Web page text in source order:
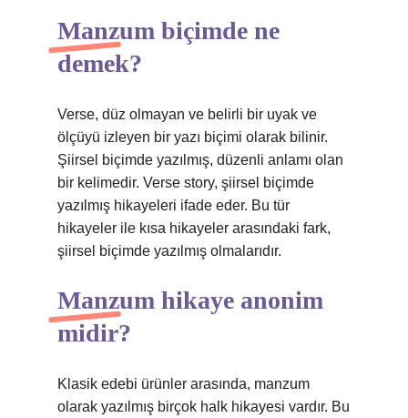
Manzum biçimde ne
demek?
Verse, düz olmayan ve belirli bir uyak ve
ölçüyü izleyen bir yazı biçimi olarak bilinir.
Şiirsel biçimde yazılmış, düzenli anlamı olan
bir kelimedir. Verse story, şiirsel biçimde
yazılmış hikayeleri ifade eder. Bu tür
hikayeler ile kısa hikayeler arasındaki fark,
şiirsel biçimde yazılmış olmalarıdır.
Manzum hikaye anonim
midir?
Klasik edebi ürünler arasında, manzum
olarak yazılmış birçok halk hikayesi vardır. Bu